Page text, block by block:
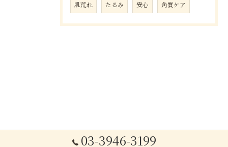
肌荒れ たるみ 安心 角質ケア
03-3946-3199